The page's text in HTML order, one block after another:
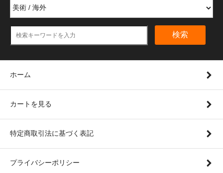
検索
ホーム
カートを見る
特定商取引法に基づく表記
プライバシーポリシー